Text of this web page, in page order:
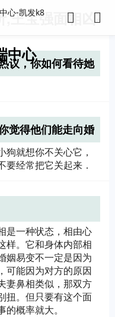
心-凯发k8
,王宝强面相凶-
中心
议，你如何看待她
觉得他们能走向婚
就想你不关心它，
经常把它关起来．
是一种状态，相由心
样。它和身体内部相
姻易变不一定是因为
可能因为对方的原因
妻鼻相类似，那双方
扭。但只要有这个面
概率就大。